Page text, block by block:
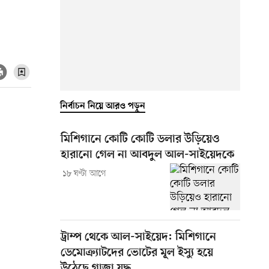
নির্বাচন নিয়ে আরও পড়ুন
মিশিগানে কোটি কোটি ডলার উড়িয়েও
হারানো গেল না আবদুল আল-সাইয়েদকে
১৮ ঘণ্টা আগে
ট্রাম্প থেকে আল-সাইয়েদ: মিশিগানে
ডেমোক্র্যাটদের ভোটের মূল ইস্যু হয়ে